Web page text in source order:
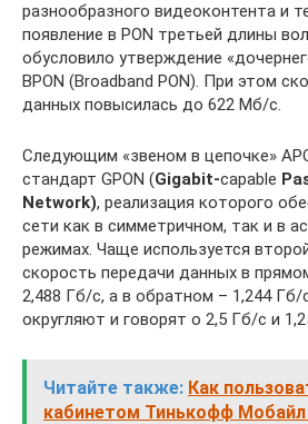
разнообразного видеоконтента и
появление в PON третьей длины
обусловило утверждение
BPON (Broadband PON). При этом
данных повысилась до 622 Мб/с.
Следующим «звеном в цепочке»
стандарт GPON (Gigabit-capable
Network), реализация которого
сети как в симметричном, так и в
режимах. Чаще используется
скорость передачи данных в
2,488 Гб/с, а в обратном – 1,244
округляют и говорят о 2,5 Гб/с и
Читайте также: Как
кабинетом Тинькофф Мобайл